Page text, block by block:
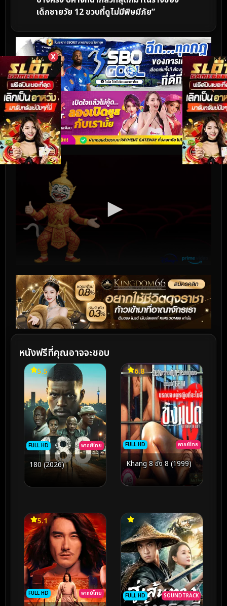
X
เด็กชายวัย 12 ขวบที่ดูไม่มีพิษมีภัย”
หนังฟรีที่คุณอาจจะชอบ
FULL HD พากย์ไทย
5.5
180 (2026)
FULL HD พากย์ไทย
6.8
Khang 8 ขัง 8 (1999)
FULL HD พากย์ไทย
5.1
FULL HD SOUNDTRACK